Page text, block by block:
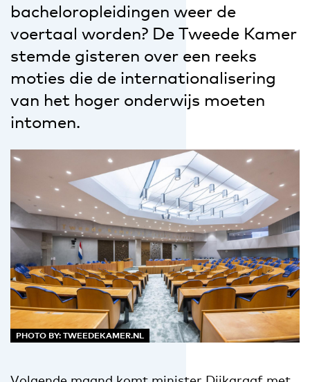
bacheloropleidingen weer de
voertaal worden? De Tweede Kamer
stemde gisteren over een reeks
moties die de internationalisering
van het hoger onderwijs moeten
intomen.
PHOTO BY: TWEEDEKAMER.NL